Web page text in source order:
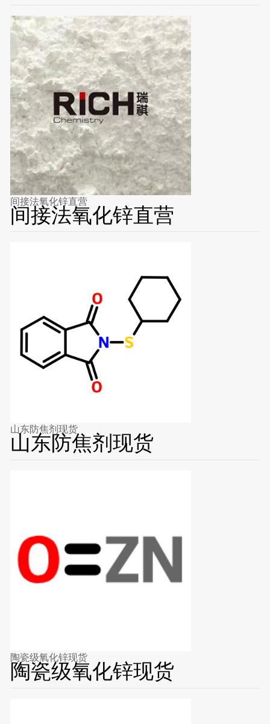
间接法氧化锌直营
间接法氧化锌直营
山东防焦剂现货
山东防焦剂现货
陶瓷级氧化锌现货
陶瓷级氧化锌现货